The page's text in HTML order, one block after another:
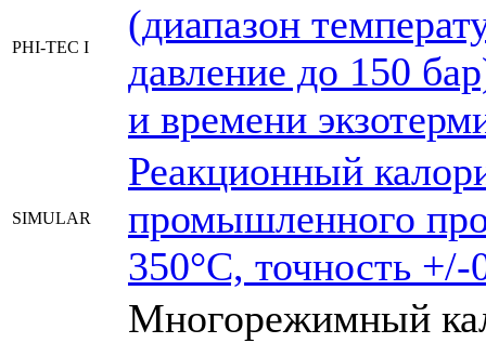
PHI-TEC I
(диапазон
давление до 150
и времени
SIMULAR
Реакционный
промышленного
350°С, точность +/-
Многорежимный